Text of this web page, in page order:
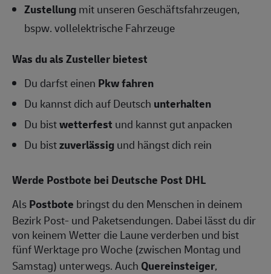
Zustellungmit unseren Geschäftsfahrzeugen,
bspw. vollelektrische Fahrzeuge
Was du als Zusteller bietest
Du darfst einen Pkw fahren
Du kannst dich auf Deutsch unterhalten
Du bistwetterfest und kannst gut anpacken
Du bistzuverlässigund hängst dich rein
Werde Postbote bei Deutsche Post DHL
AlsPostbote bringst du den Menschen in deinem
Bezirk Post- und Paketsendungen. Dabei lässt du dir
von keinem Wetter die Laune verderben und bist
fünf Werktage pro Woche (zwischen Montag und
Samstag) unterwegs. Auch Quereinsteiger,